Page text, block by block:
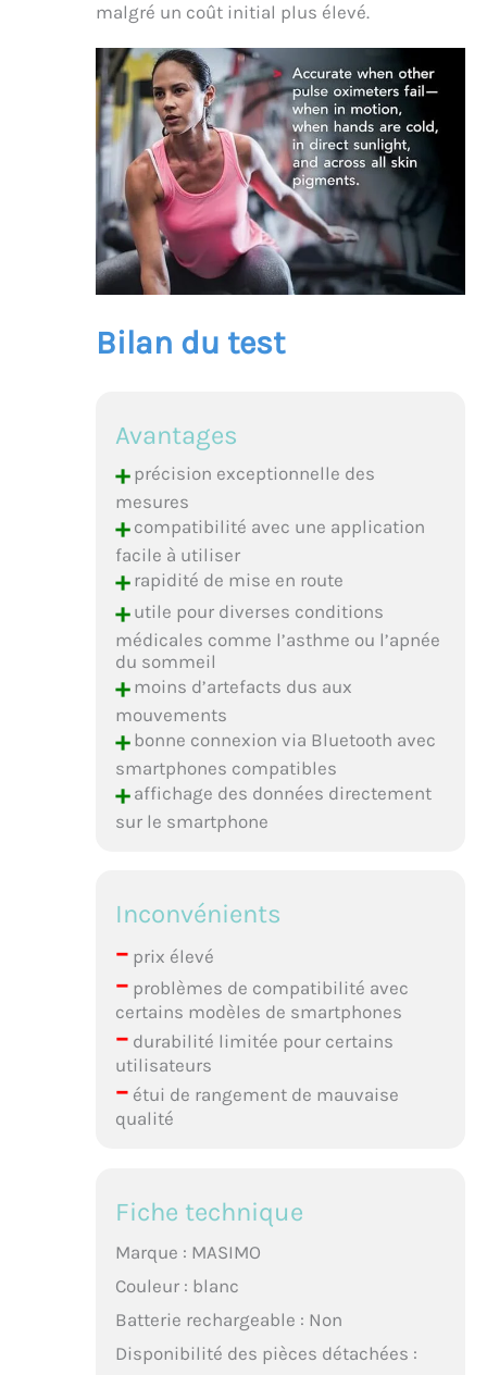
malgré un coût initial plus élevé.
Bilan du test
Avantages
+précision exceptionnelle des
mesures
+compatibilité avec une application
facile à utiliser
+rapidité de mise en route
+utile pour diverses conditions
médicales comme l’asthme ou l’apnée
du sommeil
+moins d’artefacts dus aux
mouvements
+bonne connexion via Bluetooth avec
smartphones compatibles
+affichage des données directement
sur le smartphone
Inconvénients
–prix élevé
–problèmes de compatibilité avec
certains modèles de smartphones
–durabilité limitée pour certains
utilisateurs
–étui de rangement de mauvaise
qualité
Fiche technique
Marque : MASIMO
Couleur : blanc
Batterie rechargeable : Non
Disponibilité des pièces détachées :